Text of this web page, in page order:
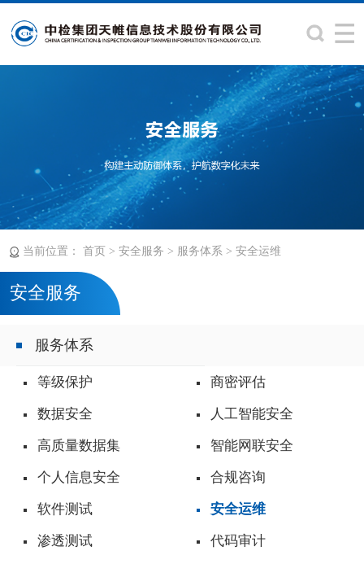
当前位置： 首页> 安全服务 > 服务体系 > 安全运维
安全服务
服务体系
等级保护 商密评估
数据安全 人工智能安全
高质量数据集 智能网联安全
个人信息安全 合规咨询
软件测试 安全运维
渗透测试 代码审计